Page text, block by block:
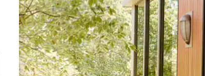
le haut et vers le bas pour les parcourir ou en